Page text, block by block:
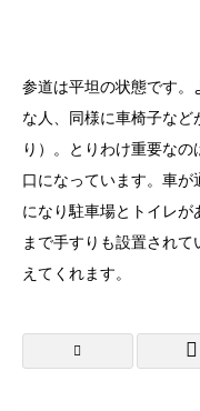
参道は平坦の状態です
な人、同様に車椅子な
り）。とりわけ重要な
口になっています。車
になり駐車場とトイレ
まで手すりも設置され
えてくれます。